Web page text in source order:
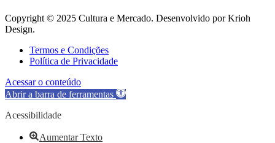
Copyright © 2025 Cultura e Mercado. Desenvolvido por Krioh
Design.
Termos e Condições
Política de Privacidade
Acessar o conteúdo
Abrir a barra de ferramentas
Acessibilidade
Aumentar Texto